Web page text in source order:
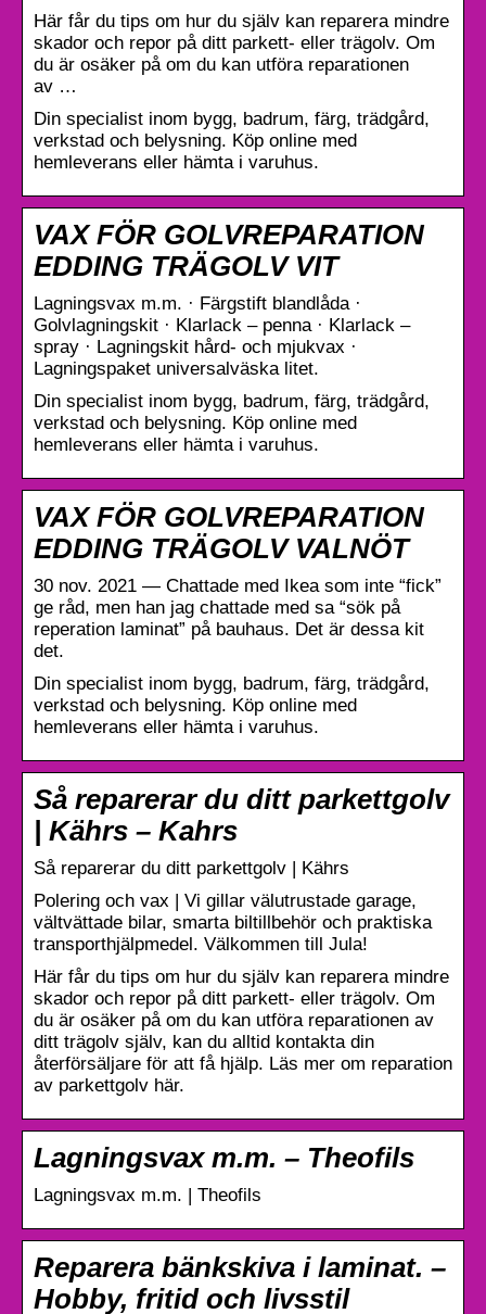
Här får du tips om hur du själv kan reparera mindre
skador och repor på ditt parkett- eller trägolv. Om
du är osäker på om du kan utföra reparationen
av …
Din specialist inom bygg, badrum, färg, trädgård,
verkstad och belysning. Köp online med
hemleverans eller hämta i varuhus.
VAX FÖR GOLVREPARATION
EDDING TRÄGOLV VIT
Lagningsvax m.m. · Färgstift blandlåda ·
Golvlagningskit · Klarlack – penna · Klarlack –
spray · Lagningskit hård- och mjukvax ·
Lagningspaket universalväska litet.
Din specialist inom bygg, badrum, färg, trädgård,
verkstad och belysning. Köp online med
hemleverans eller hämta i varuhus.
VAX FÖR GOLVREPARATION
EDDING TRÄGOLV VALNÖT
30 nov. 2021 — Chattade med Ikea som inte “fick”
ge råd, men han jag chattade med sa “sök på
reperation laminat” på bauhaus. Det är dessa kit
det.
Din specialist inom bygg, badrum, färg, trädgård,
verkstad och belysning. Köp online med
hemleverans eller hämta i varuhus.
Så reparerar du ditt parkettgolv
| Kährs – Kahrs
Så reparerar du ditt parkettgolv | Kährs
Polering och vax | Vi gillar välutrustade garage,
vältvättade bilar, smarta biltillbehör och praktiska
transporthjälpmedel. Välkommen till Jula!
Här får du tips om hur du själv kan reparera mindre
skador och repor på ditt parkett- eller trägolv. Om
du är osäker på om du kan utföra reparationen av
ditt trägolv själv, kan du alltid kontakta din
återförsäljare för att få hjälp. Läs mer om reparation
av parkettgolv här.
Lagningsvax m.m. – Theofils
Lagningsvax m.m. | Theofils
Reparera bänkskiva i laminat. –
Hobby, fritid och livsstil